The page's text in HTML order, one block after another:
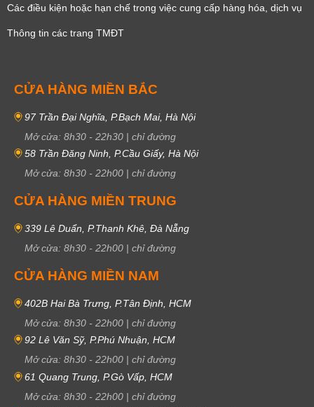
Các điều kiện hoặc hạn chế trong việc cung cấp hàng hóa, dịch vụ
Thông tin các trang TMĐT
CỬA HÀNG MIỀN BẮC
97 Trần Đại Nghĩa, P.Bạch Mai, Hà Nội
Mở cửa: 8h30 - 22h30 | chỉ đường
58 Trần Đăng Ninh, P.Cầu Giấy, Hà Nội
Mở cửa: 8h30 - 22h00 | chỉ đường
CỬA HÀNG MIỀN TRUNG
339 Lê Duẩn, P.Thanh Khê, Đà Nẵng
Mở cửa: 8h30 - 22h00 | chỉ đường
CỬA HÀNG MIỀN NAM
402B Hai Bà Trưng, P.Tân Định, HCM
Mở cửa: 8h30 - 22h00 | chỉ đường
92 Lê Văn Sỹ, P.Phú Nhuận, HCM
Mở cửa: 8h30 - 22h00 | chỉ đường
61 Quang Trung, P.Gò Vấp, HCM
Mở cửa: 8h30 - 22h00 | chỉ đường